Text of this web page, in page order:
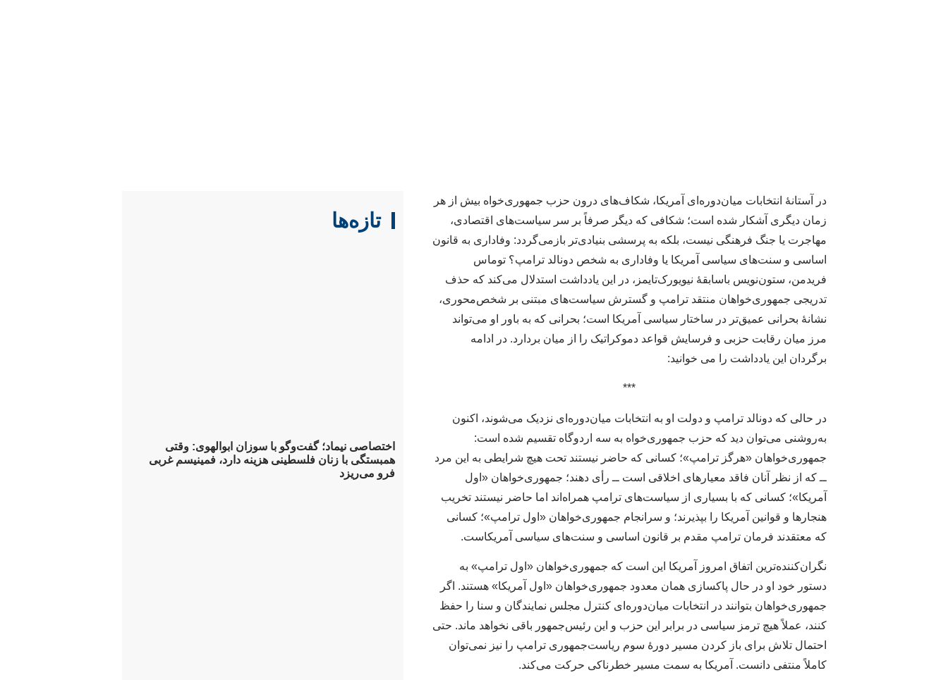
در آستانهٔ انتخابات میان‌دوره‌ای آمریکا، شکاف‌های درون حزب جمهوری‌خواه بیش از هر
زمان دیگری آشکار شده است؛ شکافی که دیگر صرفاً بر سر سیاست‌های اقتصادی،
مهاجرت یا جنگ فرهنگی نیست، بلکه به پرسشی بنیادی‌تر بازمی‌گردد: وفاداری به قانون
اساسی و سنت‌های سیاسی آمریکا یا وفاداری به شخص دونالد ترامپ؟ توماس
فریدمن، ستون‌نویس باسابقهٔ نیویورک‌تایمز، در این یادداشت استدلال می‌کند که حذف
تدریجی جمهوری‌خواهان منتقد ترامپ و گسترش سیاست‌های مبتنی بر شخص‌محوری،
نشانهٔ بحرانی عمیق‌تر در ساختار سیاسی آمریکا است؛ بحرانی که به باور او می‌تواند
مرز میان رقابت حزبی و فرسایش قواعد دموکراتیک را از میان بردارد. در ادامه
برگردان این یادداشت را می خوانید:
***
در حالی که دونالد ترامپ و دولت او به انتخابات میان‌دوره‌ای نزدیک می‌شوند، اکنون
به‌روشنی می‌توان دید که حزب جمهوری‌خواه به سه اردوگاه تقسیم شده است:
جمهوری‌خواهان «هرگز ترامپ»؛ کسانی که حاضر نیستند تحت هیچ شرایطی به این مرد
ــ که از نظر آنان فاقد معیارهای اخلاقی است ــ رأی دهند؛ جمهوری‌خواهان «اول
آمریکا»؛ کسانی که با بسیاری از سیاست‌های ترامپ همراه‌اند اما حاضر نیستند تخریب
هنجارها و قوانین آمریکا را بپذیرند؛ و سرانجام جمهوری‌خواهان «اول ترامپ»؛ کسانی
که معتقدند فرمان ترامپ مقدم بر قانون اساسی و سنت‌های سیاسی آمریکاست.
نگران‌کننده‌ترین اتفاق امروز آمریکا این است که جمهوری‌خواهان «اول ترامپ» به
دستور خود او در حال پاکسازی همان معدود جمهوری‌خواهان «اول آمریکا» هستند. اگر
جمهوری‌خواهان بتوانند در انتخابات میان‌دوره‌ای کنترل مجلس نمایندگان و سنا را حفظ
کنند، عملاً هیچ ترمز سیاسی در برابر این حزب و این رئیس‌جمهور باقی نخواهد ماند. حتی
احتمال تلاش برای باز کردن مسیر دورهٔ سوم ریاست‌جمهوری ترامپ را نیز نمی‌توان
کاملاً منتفی دانست. آمریکا به سمت مسیر خطرناکی حرکت می‌کند.
تازه‌ها
اختصاصی نیماد؛ گفت‌وگو با سوزان ابوالهوی: وقتی
همبستگی با زنان فلسطینی هزینه دارد، فمینیسم غربی
فرو می‌ریزد